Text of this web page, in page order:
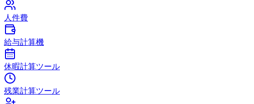
人件費
給与計算機
休暇計算ツール
残業計算ツール